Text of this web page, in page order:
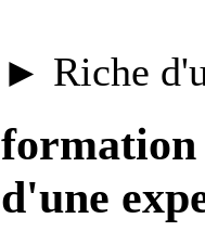
► Riche
formation
d'une